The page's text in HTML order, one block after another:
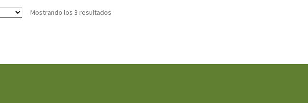
Mostrando los 3 resultados